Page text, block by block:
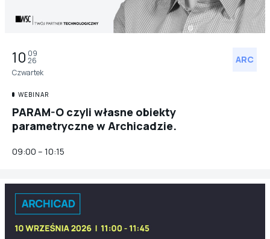
10 09
26
Czwartek
ARC
WEBINAR
PARAM-O czyli własne obiekty
parametryczne w Archicadzie.
09:00 – 10:15